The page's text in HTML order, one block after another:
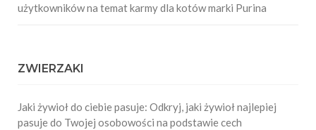
użytkowników na temat karmy dla kotów marki Purina
ZWIERZAKI
Jaki żywioł do ciebie pasuje: Odkryj, jaki żywioł najlepiej
pasuje do Twojej osobowości na podstawie cech